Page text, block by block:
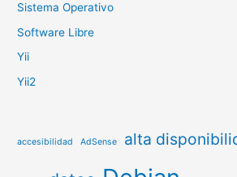
Sistema Operativo
Software Libre
Yii
Yii2
accesibilidad AdSense alta